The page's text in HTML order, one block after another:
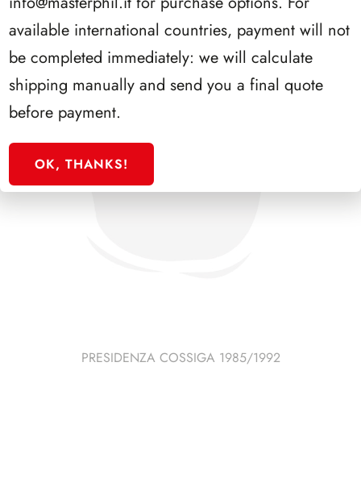
PRESIDENZA COSSIGA 1985/1992
available international countries, payment will not
be completed immediately: we will calculate
shipping manually and send you a final quote
before payment.
OK, THANKS!